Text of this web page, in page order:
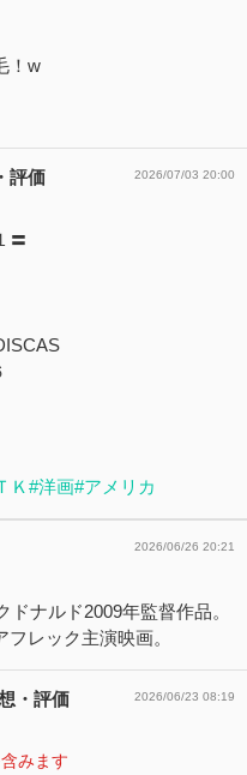
！w
評価 2026/07/03 20:00
〓
Ｋ #洋画#アメリカ
2026/06/26 20:21
ナルド2009年監督作品。
レック主演映画。
・評価 2026/06/23 08:19
みます